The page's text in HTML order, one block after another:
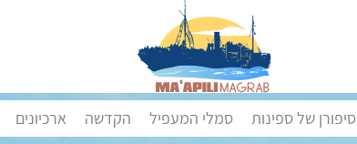
סיפורן של ספינות סמלי המעפיל הקדשה ארכיונים